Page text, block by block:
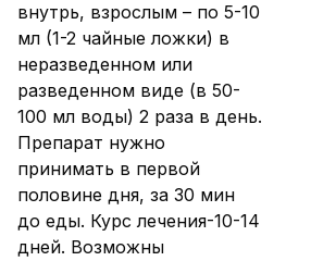
внутрь, взрослым – по 5-10
мл (1-2 чайные ложки) в
неразведенном или
разведенном виде (в 50-
100 мл воды) 2 раза в день.
Препарат нужно
принимать в первой
половине дня, за 30 мин
до еды. Курс лечения-10-14
дней. Возможны